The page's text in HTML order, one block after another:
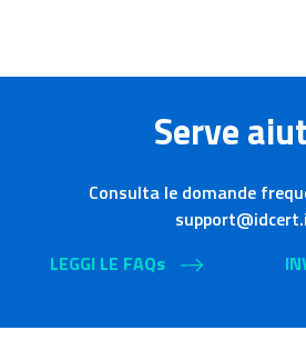
Serve
Consulta le domande
LEGGI LE FAQs